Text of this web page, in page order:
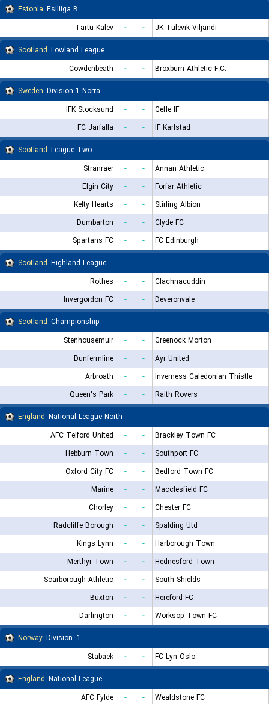
Estonia Esiliiga B
Tartu Kalev
- -
JK Tulevik Viljandi
Scotland Lowland League
Cowdenbeath
- -
Broxburn Athletic F.C.
Sweden Division 1 Norra
IFK Stocksund
- -
Gefle IF
FC Jarfalla
- -
IF Karlstad
Scotland League Two
Stranraer
- -
Annan Athletic
Elgin City
- -
Forfar Athletic
Kelty Hearts
- -
Stirling Albion
Dumbarton
- -
Clyde FC
Spartans FC
- -
FC Edinburgh
Scotland Highland League
Rothes
- -
Clachnacuddin
Invergordon FC
- -
Deveronvale
Scotland Championship
Stenhousemuir
- -
Greenock Morton
Dunfermline
- -
Ayr United
Arbroath
- -
Inverness Caledonian Thistle
Queen's Park
- -
Raith Rovers
England National League North
AFC Telford United
- -
Brackley Town FC
Hebburn Town
- -
Southport FC
Oxford City FC
- -
Bedford Town FC
Marine
- -
Macclesfield FC
Chorley
- -
Chester FC
Radcliffe Borough
- -
Spalding Utd
Kings Lynn
- -
Harborough Town
Merthyr Town
- -
Hednesford Town
Scarborough Athletic
- -
South Shields
Buxton
- -
Hereford FC
Darlington
- -
Worksop Town FC
Norway
1. Division
Stabaek
- -
FC Lyn Oslo
England National League
AFC Fylde
- -
Wealdstone FC